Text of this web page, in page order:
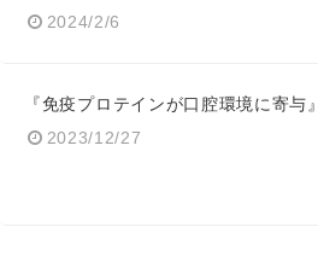
2024/2/6
『免疫プロテインが口腔環境に寄与』
2023/12/27